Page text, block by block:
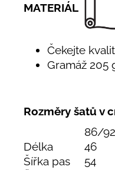
MATERIÁL
Čekejte
Gramáž 205
Rozměry šatů v
86/92
Délka
46
Šířka pas
54